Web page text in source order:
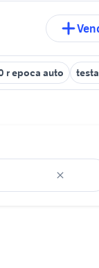
r epoca auto